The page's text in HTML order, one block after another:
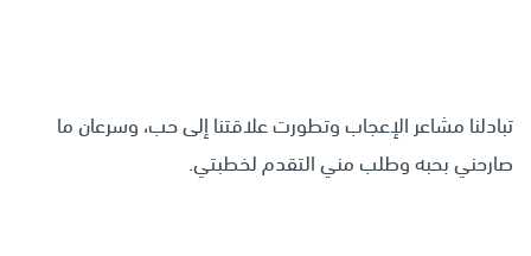
تبادلنا مشاعر الإعجاب وتطورت علاقتنا إلى حب، وسرعان ما
صارحني بحبه وطلب مني التقدم لخطبتي.